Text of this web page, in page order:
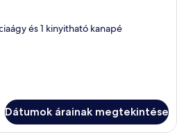
és 1 kinyitható kanapé
Dátumok árainak megtekintése